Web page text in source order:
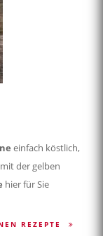
einfach köstlich,
der gelben
hier für Sie
REZEPTE